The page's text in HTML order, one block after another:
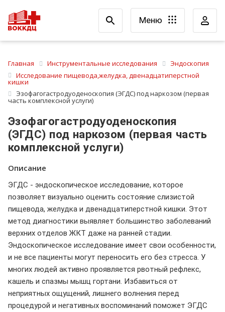
Меню
Главная Инструментальные исследования
Эндоскопия
Исследование пищевода,желудка, двенадцатиперстной
кишки
Эзофагогастродуоденоскопия (ЭГДС) под наркозом (первая
часть комплексной услуги)
Эзофагогастродуоденоскопия
(ЭГДС) под наркозом (первая часть
комплексной услуги)
Описание
ЭГДС - эндоскопическое исследование, которое
позволяет визуально оценить состояние слизистой
пищевода, желудка и двенадцатиперстной кишки. Этот
метод диагностики выявляет большинство заболеваний
верхних отделов ЖКТ даже на ранней стадии.
Эндоскопическое исследование имеет свои особенности,
и не все пациенты могут переносить его без стресса. У
многих людей активно проявляется рвотный рефлекс,
кашель и спазмы мышц гортани. Избавиться от
неприятных ощущений, лишнего волнения перед
процедурой и негативных воспоминаний поможет ЭГДС